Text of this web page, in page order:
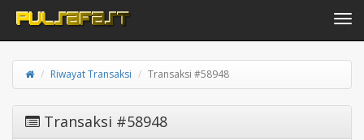
Toggle
Riwayat Transaksi Transaksi #58948
Transaksi #58948